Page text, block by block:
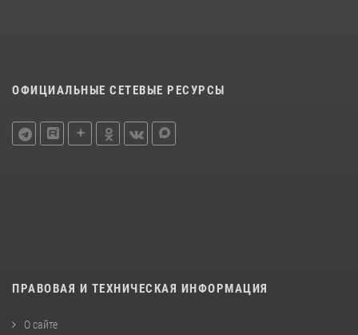
ОФИЦИАЛЬНЫЕ СЕТЕВЫЕ РЕСУРСЫ
ПРАВОВАЯ И ТЕХНИЧЕСКАЯ ИНФОРМАЦИЯ
О сайте